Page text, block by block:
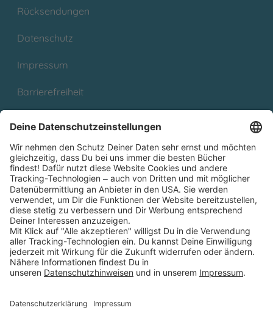
Rücksendungen
Datenschutz
Impressum
Barrierefreiheit
Partnerprogramm (Affiliate)
Folge uns auf
* Versandkostenfrei ab 9,00 € Bestellwert innerhalb
Deutschlands
** Lieferzeit 1-3 Werktage innerhalb Deutschlands
Thienemann-Esslinger Verlag GmbH, Blumenstraße 36, D-70182